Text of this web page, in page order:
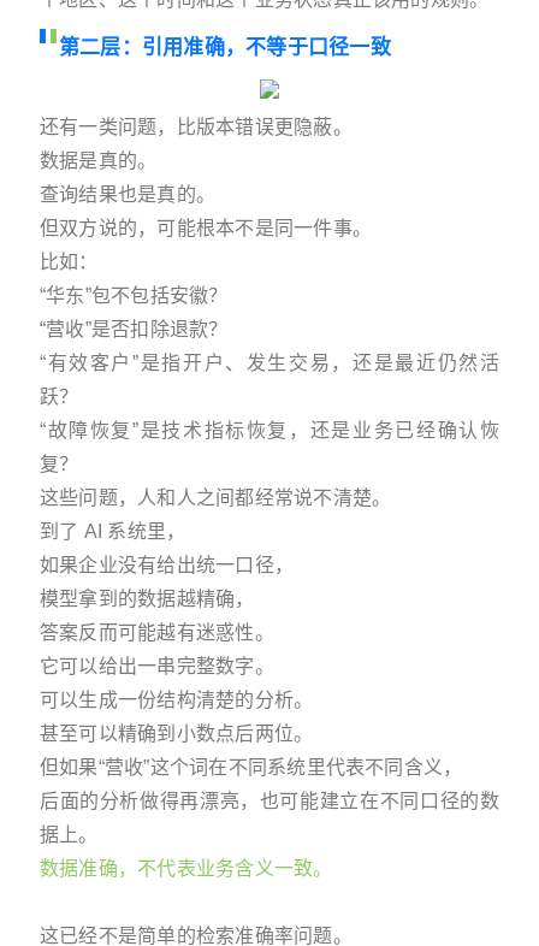
第二层：引用准确，不等于口径一致
还有一类问题，比版本错误更隐蔽。
数据是真的。
查询结果也是真的。
但双方说的，可能根本不是同一件事。
比如：
“华东”包不包括安徽？
“营收”是否扣除退款？
“有效客户”是指开户、发生交易，还是最近仍然活
跃？
“故障恢复”是技术指标恢复，还是业务已经确认恢
复？
这些问题，人和人之间都经常说不清楚。
到了 AI 系统里，
如果企业没有给出统一口径，
模型拿到的数据越精确，
答案反而可能越有迷惑性。
它可以给出一串完整数字。
可以生成一份结构清楚的分析。
甚至可以精确到小数点后两位。
但如果“营收”这个词在不同系统里代表不同含义，
后面的分析做得再漂亮，也可能建立在不同口径的数
据上。
数据准确，不代表业务含义一致。
这已经不是简单的检索准确率问题。